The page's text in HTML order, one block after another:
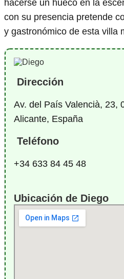
hacerse un hueco en la
con su presencia pretende
y gastronómico de esta villa
Dirección
Av. del País Valencià, 23,
Alicante, España
Teléfono
+34 633 84 45 48
Ubicación de Diego